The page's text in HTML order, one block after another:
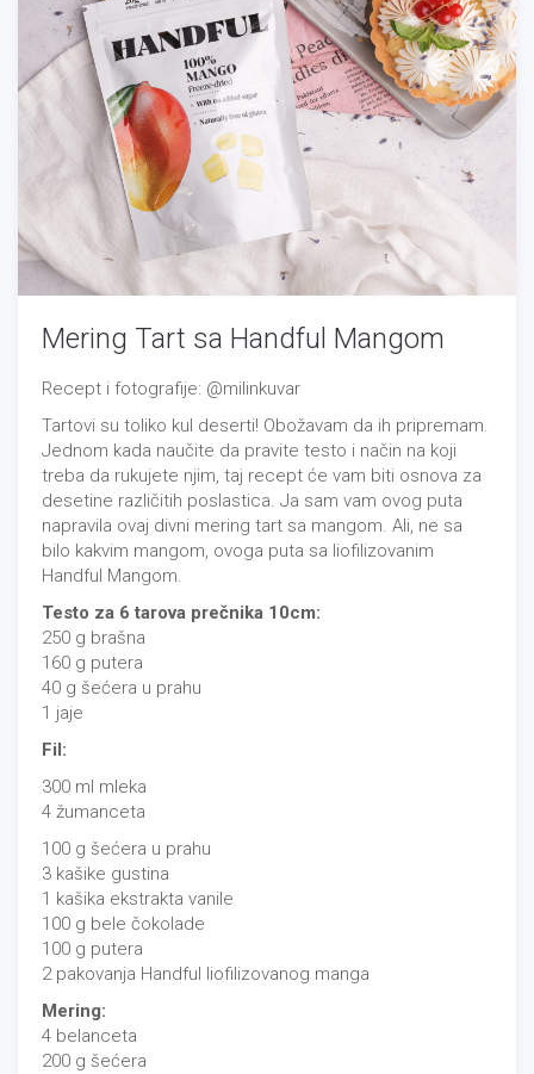
Mering Tart sa Handful Mangom
Recept i fotografije: @milinkuvar
Tartovi su toliko kul deserti! Obožavam da ih pripremam.
Jednom kada naučite da pravite testo i način na koji
treba da rukujete njim, taj recept će vam biti osnova za
desetine različitih poslastica. Ja sam vam ovog puta
napravila ovaj divni mering tart sa mangom. Ali, ne sa
bilo kakvim mangom, ovoga puta sa liofilizovanim
Handful Mangom.
Testo za 6 tarova prečnika 10cm:
250 g brašna
160 g putera
40 g šećera u prahu
1 jaje
Fil:
300 ml mleka
4 žumanceta
100 g šećera u prahu
3 kašike gustina
1 kašika ekstrakta vanile
100 g bele čokolade
100 g putera
2 pakovanja Handful liofilizovanog manga
Mering:
4 belanceta
200 g šećera